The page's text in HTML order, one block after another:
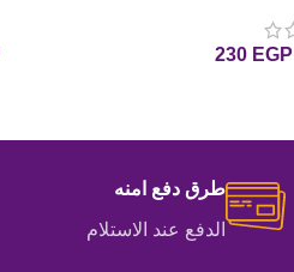
230 EGP
طرق دفع امنه
الدفع عند الاستلام